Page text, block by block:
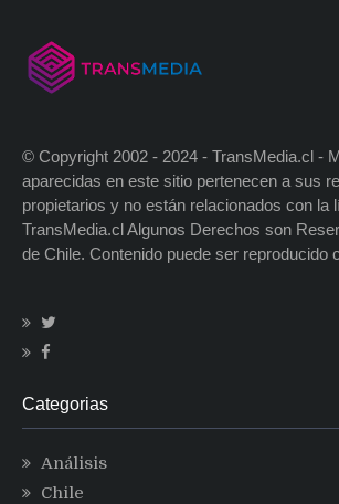
© Copyright 2002 - 2024 - TransMedia.cl -
aparecidas en este sitio pertenecen a sus
propietarios y no están relacionados con la
TransMedia.cl Algunos Derechos son
de Chile. Contenido puede ser reproducido
Categorias
Análisis
Chile